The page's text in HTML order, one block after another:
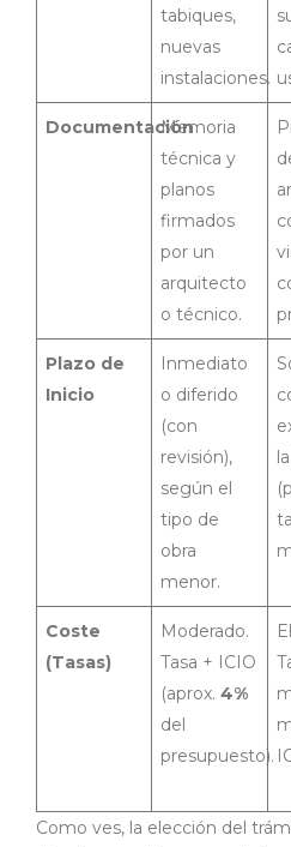
tabiques,
nuevas
instalaciones.
DocumentaciónMemoria
técnica y
planos
firmados
por un
arquitecto
o técnico.
Plazo de
Inicio
Inmediato
o diferido
(con
revisión),
según el
tipo de
obra
menor.
Coste
(Tasas)
Moderado.
Tasa + ICIO
(aprox. 4%
del
presupuesto).
Como ves, la elección del